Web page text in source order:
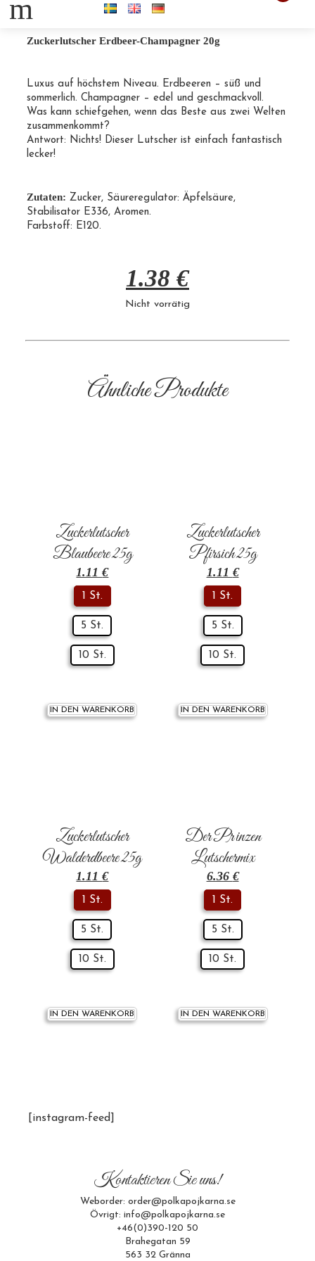
m
Zuckerlutscher Erdbeer-Champagner 20g
Luxus auf höchstem Niveau. Erdbeeren – süß und
sommerlich. Champagner – edel und geschmackvoll.
Was kann schiefgehen, wenn das Beste aus zwei Welten
zusammenkommt?
Antwort: Nichts! Dieser Lutscher ist einfach fantastisch
lecker!
Zutaten: Zucker, Säureregulator: Äpfelsäure,
Stabilisator E336, Aromen.
Farbstoff: E120.
1.38 €
Nicht vorrätig
Ähnliche Produkte
Zuckerlutscher
Blaubeere 25g
1.11€
1 St.
5 St.
10 St.
IN DEN WARENKORB
Zuckerlutscher
Pfirsich 25g
1.11 €
1 St.
5 St.
10 St.
IN DEN WARENKORB
Zuckerlutscher
Walderdbeere 25g
1.11€
1 St.
5 St.
10 St.
IN DEN WARENKORB
Der Prinzen
Lutschermix
6.36 €
1 St.
5 St.
10 St.
IN DEN WARENKORB
[instagram-feed]
Kontaktieren Sie uns!
Weborder: order@polkapojkarna.se
Övrigt: info@polkapojkarna.se
+46(0)390-120 50
Brahegatan 59
563 32 Gränna